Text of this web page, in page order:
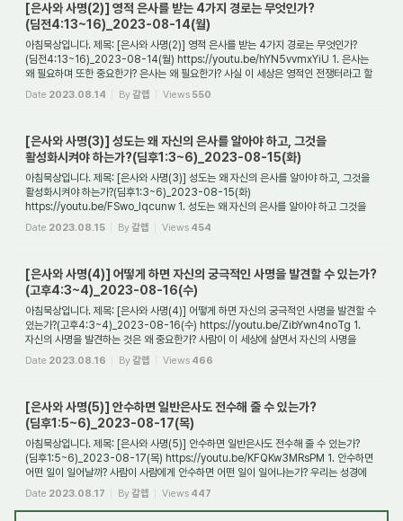
[은사와 사명(2)] 영적 은사를 받는 4가지 경로는 무엇인가?
(딤전4:13~16)_2023-08-14(월)
아침묵상입니다. 제목: [은사와 사명(2)] 영적 은사를 받는 4가지 경로는 무엇인가?
(딤전4:13~16)_2023-08-14(월) https://youtu.be/hYN5vvmxYiU 1. 은사는
왜 필요하며 또한 중요한가? 은사는 왜 필요한가? 사실 이 세상은 영적인 전쟁터라고 할
수 있다(엡6:...
Date 2023.08.14 By갈렙 Views 550
[은사와 사명(3)] 성도는 왜 자신의 은사를 알아야 하고, 그것을
활성화시켜야 하는가?(딤후1:3~6)_2023-08-15(화)
아침묵상입니다. 제목: [은사와 사명(3)] 성도는 왜 자신의 은사를 알아야 하고, 그것을
활성화시켜야 하는가?(딤후1:3~6)_2023-08-15(화)
https://youtu.be/FSwo_lqcunw 1. 성도는 왜 자신의 은사를 알아야 하고 그것을
활성화시켜야 하는가? 성도가 자신의 ...
Date 2023.08.15 By갈렙 Views 454
[은사와 사명(4)] 어떻게 하면 자신의 궁극적인 사명을 발견할 수 있는가?
(고후4:3~4)_2023-08-16(수)
아침묵상입니다. 제목: [은사와 사명(4)] 어떻게 하면 자신의 궁극적인 사명을 발견할 수
있는가?(고후4:3~4)_2023-08-16(수) https://youtu.be/ZibYwn4noTg 1.
자신의 사명을 발견하는 것은 왜 중요한가? 사람이 이 세상에 살면서 자신의 사명을
발견하지 못...
Date 2023.08.16 By갈렙 Views 466
[은사와 사명(5)] 안수하면 일반은사도 전수해 줄 수 있는가?
(딤후1:5~6)_2023-08-17(목)
아침묵상입니다. 제목: [은사와 사명(5)] 안수하면 일반은사도 전수해 줄 수 있는가?
(딤후1:5~6)_2023-08-17(목) https://youtu.be/KFQKw3MRsPM 1. 안수하면
어떤 일이 일어날까? 사람이 사람에게 안수하면 어떤 일이 일어나는가? 우리는 성경에
등장한 사례를...
Date 2023.08.17 By갈렙 Views 447